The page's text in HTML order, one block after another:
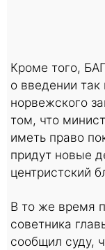
Кроме того,
о введении так
норвежского
том, что
иметь право
придут новые
центристский
В то же время
советника
сообщил суду,